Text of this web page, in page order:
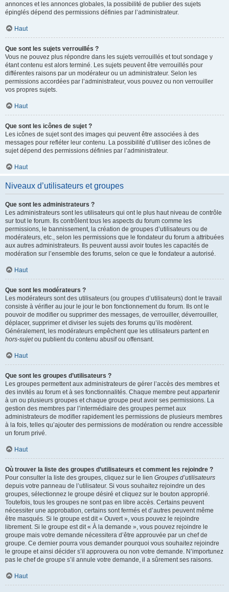
annonces et les annonces globales, la possibilité de publier des sujets
épinglés dépend des permissions définies par l’administrateur.
Haut
Que sont les sujets verrouillés ?
Vous ne pouvez plus répondre dans les sujets verrouillés et tout sondage y
étant contenu est alors terminé. Les sujets peuvent être verrouillés pour
différentes raisons par un modérateur ou un administrateur. Selon les
permissions accordées par l’administrateur, vous pouvez ou non verrouiller
vos propres sujets.
Haut
Que sont les icônes de sujet ?
Les icônes de sujet sont des images qui peuvent être associées à des
messages pour refléter leur contenu. La possibilité d’utiliser des icônes de
sujet dépend des permissions définies par l’administrateur.
Haut
Niveaux d’utilisateurs et groupes
Que sont les administrateurs ?
Les administrateurs sont les utilisateurs qui ont le plus haut niveau de contrôle
sur tout le forum. Ils contrôlent tous les aspects du forum comme les
permissions, le bannissement, la création de groupes d’utilisateurs ou de
modérateurs, etc., selon les permissions que le fondateur du forum a attribuées
aux autres administrateurs. Ils peuvent aussi avoir toutes les capacités de
modération sur l’ensemble des forums, selon ce que le fondateur a autorisé.
Haut
Que sont les modérateurs ?
Les modérateurs sont des utilisateurs (ou groupes d’utilisateurs) dont le travail
consiste à vérifier au jour le jour le bon fonctionnement du forum. Ils ont le
pouvoir de modifier ou supprimer des messages, de verrouiller, déverrouiller,
déplacer, supprimer et diviser les sujets des forums qu’ils modèrent.
Généralement, les modérateurs empêchent que les utilisateurs partent en
hors-sujetou publient du contenu abusif ou offensant.
Haut
Que sont les groupes d’utilisateurs ?
Les groupes permettent aux administrateurs de gérer l’accès des membres et
des invités au forum et à ses fonctionnalités. Chaque membre peut appartenir
à un ou plusieurs groupes et chaque groupe peut avoir ses permissions. La
gestion des membres par l’intermédiaire des groupes permet aux
administrateurs de modifier rapidement les permissions de plusieurs membres
à la fois, telles qu’ajouter des permissions de modération ou rendre accessible
un forum privé.
Haut
Où trouver la liste des groupes d’utilisateurs et comment les rejoindre ?
Pour consulter la liste des groupes, cliquez sur le lien Groupes d’utilisateurs
depuis votre panneau de l’utilisateur. Si vous souhaitez rejoindre un des
groupes, sélectionnez le groupe désiré et cliquez sur le bouton approprié.
Toutefois, tous les groupes ne sont pas en libre accès. Certains peuvent
nécessiter une approbation, certains sont fermés et d’autres peuvent même
être masqués. Si le groupe est dit « Ouvert », vous pouvez le rejoindre
librement. Si le groupe est dit « À la demande », vous pouvez rejoindre le
groupe mais votre demande nécessitera d’être approuvée par un chef de
groupe. Ce dernier pourra vous demander pourquoi vous souhaitez rejoindre
le groupe et ainsi décider s’il approuvera ou non votre demande. N’importunez
pas le chef de groupe s’il annule votre demande, il a sûrement ses raisons.
Haut